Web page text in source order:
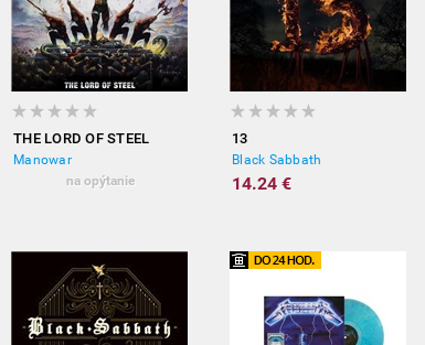
THE LORD OF STEEL
Manowar
na opýtanie
13
Black Sabbath
14.24 €